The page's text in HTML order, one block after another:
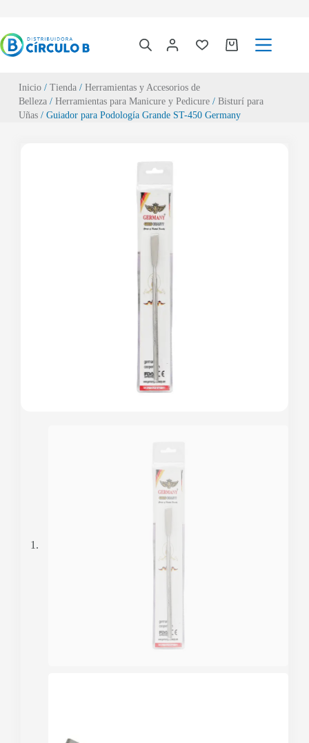
Inicio/ Tienda/ Herramientas y Accesorios de
Belleza/ Herramientas para Manicure y Pedicure/ Bisturí para
Uñas/ Guiador para Podología Grande ST-450 Germany